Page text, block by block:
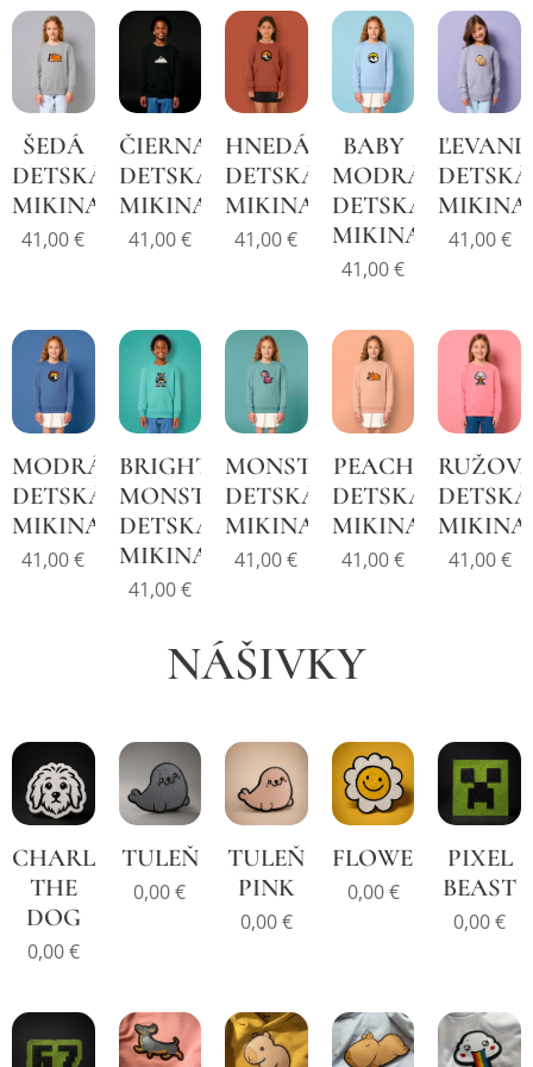
ŠEDÁ
DETSKÁ
MIKINA
41,00€
ČIERNA
DETSKÁ
MIKINA
41,00€
HNEDÁ
DETSKÁ
MIKINA
41,00€
BABY
MODRÁ
DETSKÁ
MIKINA
41,00€
DETSKÁ
MIKINA
41,00€
MODRÁ
DETSKÁ
MIKINA
41,00€
BRIGHT
MONSTERA
DETSKÁ
MIKINA
41,00€
MONSTERA
DETSKÁ
MIKINA
41,00€
PEACH
DETSKÁ
MIKINA
41,00€
DETSKÁ
MIKINA
41,00€
NÁŠIVKY
CHARLIE
THE
DOG
0,00€
TULEŇ
0,00€
TULEŇ
PINK
0,00€
FLOWER
0,00€
PIXEL
BEAST
0,00€